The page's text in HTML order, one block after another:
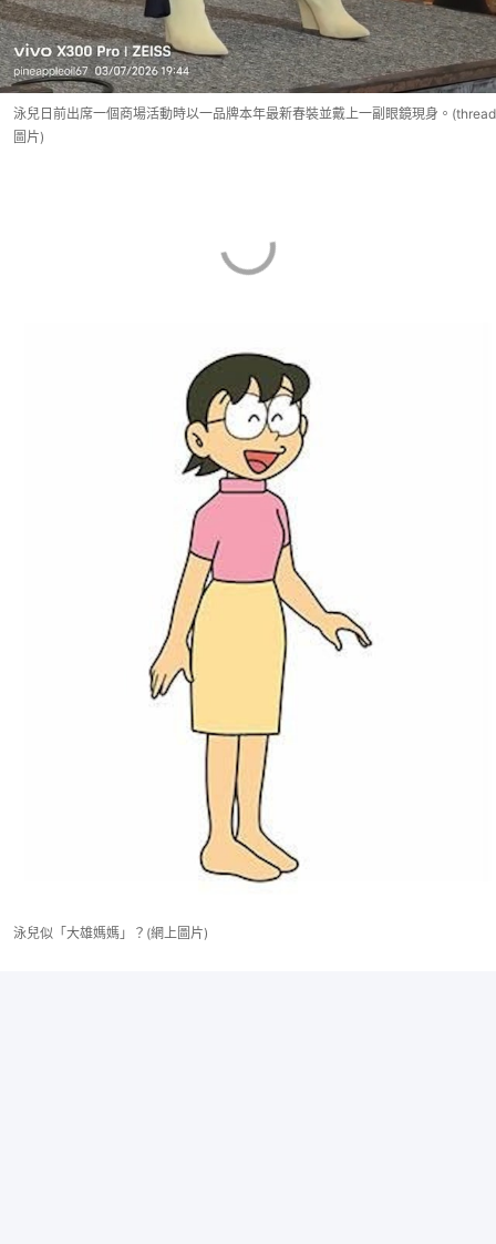
泳兒日前出席一個商場活動時以一品牌本年最新春裝並戴上一副眼鏡現身。(thread
圖片)
泳兒似「大雄媽媽」？(網上圖片)